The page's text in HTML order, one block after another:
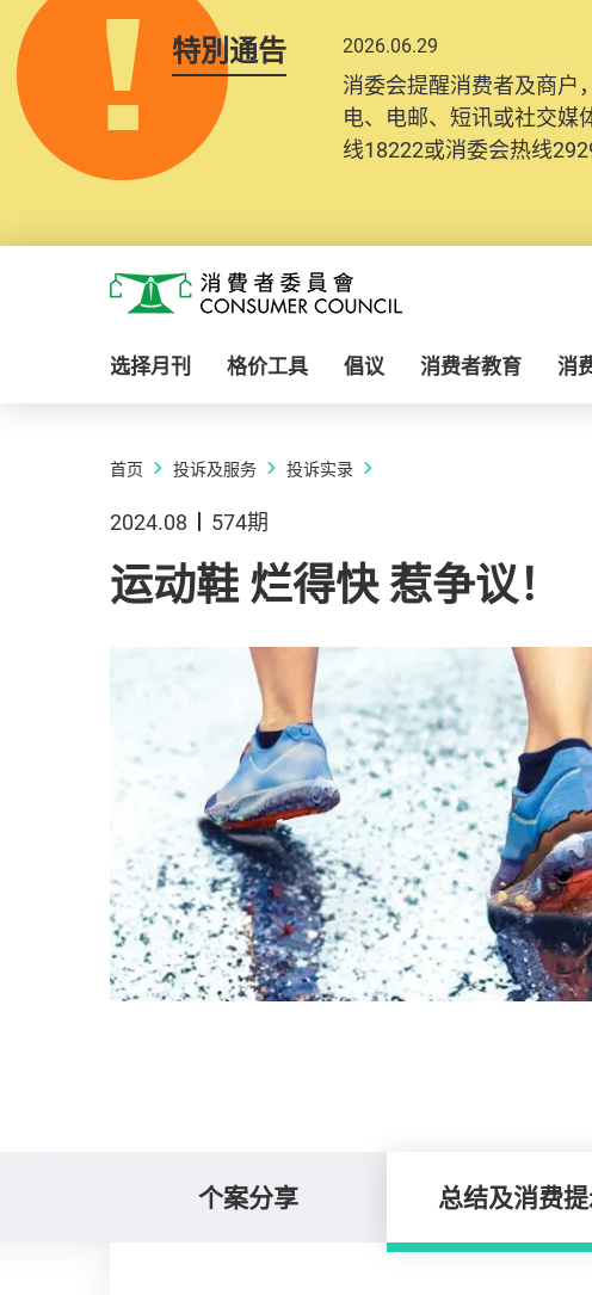
特別通告 2026.06.29
消委会提醒消费者及商户
电、电邮、短讯或社交媒
线18222或消委会热线
消费者委员会
选择月刊 格价工具 倡议 消费者教育 消
首页 投诉及服务 投诉实录
2024.08 574期
运动鞋 烂得快 惹争议！
个案分享 总结及消费
总结及消费提示